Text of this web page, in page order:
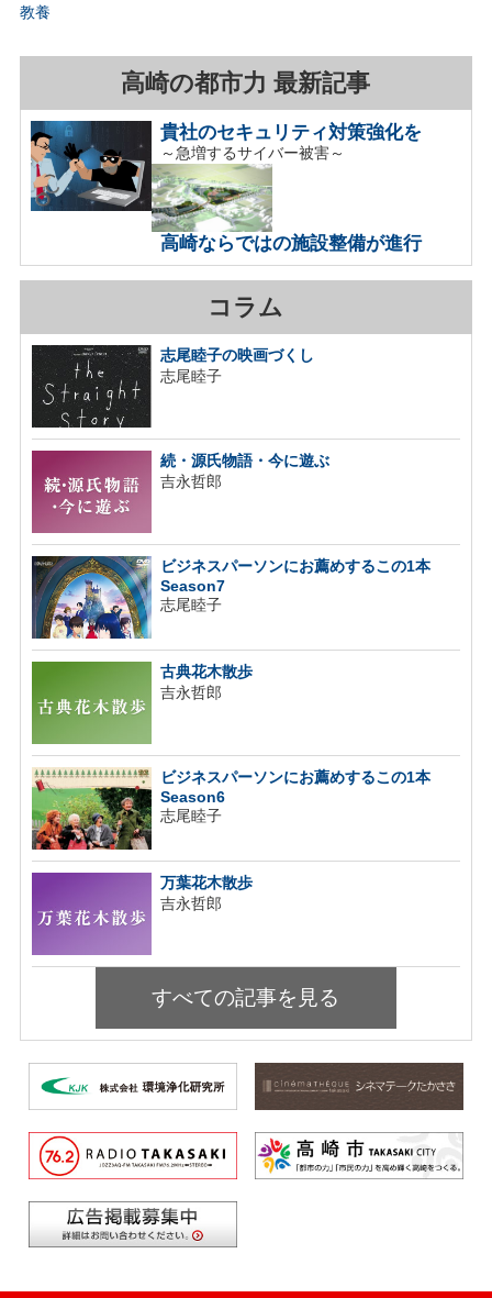
教養
高崎の都市力 最新記事
貴社のセキュリティ対策強化を
～急増するサイバー被害～
高崎ならではの施設整備が進行
コラム
志尾睦子の映画づくし
志尾睦子
続・源氏物語・今に遊ぶ
吉永哲郎
ビジネスパーソンにお薦めするこの1本
Season7
志尾睦子
古典花木散歩
吉永哲郎
ビジネスパーソンにお薦めするこの1本
Season6
志尾睦子
万葉花木散歩
吉永哲郎
すべての記事を見る